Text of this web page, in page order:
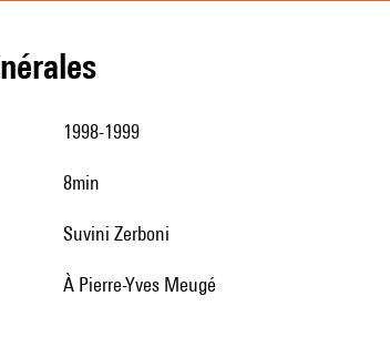
1998-1999
8min
Suvini Zerboni
à Pierre-Yves Meugé